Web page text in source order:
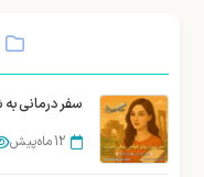
12 ماه پیش